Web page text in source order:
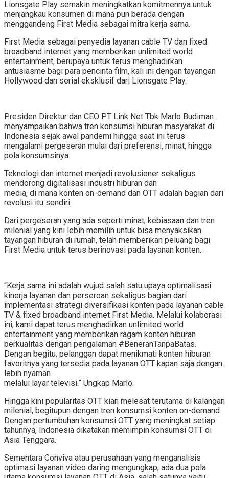
Lionsgate Play semakin meningkatkan komitmennya untuk
menjangkau konsumen di mana pun berada dengan
menggandeng First Media sebagai mitra kerja sama.
First Media sebagai penyedia layanan cable TV dan fixed
broadband internet yang memberikan unlimited world
entertainment, berupaya untuk terus menghadirkan
antusiasme bagi para pencinta film, kali ini dengan tayangan
Hollywood dan serial eksklusif dari Lionsgate Play.
Presiden Direktur dan CEO PT Link Net Tbk Marlo Budiman
menyampaikan bahwa tren konsumsi hiburan masyarakat di
Indonesia sejak awal pandemi hingga saat ini terus
mengalami pergeseran mulai dari preferensi, minat, hingga
pola konsumsinya.
Teknologi dan internet menjadi revolusioner sekaligus
mendorong digitalisasi industri hiburan dan
media, di mana konten on-demand dan OTT adalah bagian dari
revolusi itu sendiri.
Dari pergeseran yang ada seperti minat, kebiasaan dan tren
milenial yang kini lebih memilih untuk bisa menyaksikan
tayangan hiburan di rumah, telah memberikan peluang bagi
First Media untuk terus berinovasi pada layanan konten.
“Kerja sama ini adalah wujud salah satu upaya optimalisasi
kinerja layanan dan perseroan sekaligus bagian dari
implementasi strategi diversifikasi konten pada layanan cable
TV & fixed broadband internet First Media. Melalui kolaborasi
ini, kami dapat terus menghadirkan unlimited world
entertainment yang memberikan ragam konten hiburan
berkualitas dengan pengalaman #BeneranTanpaBatas.
Dengan begitu, pelanggan dapat menikmati konten hiburan
favoritnya yang tersedia pada layanan OTT kapan saja dengan
lebih nyaman
melalui layar televisi.” Ungkap Marlo.
Hingga kini popularitas OTT kian melesat terutama di kalangan
milenial, begitupun dengan tren konsumsi konten on-demand.
Dengan pertumbuhan konsumsi OTT yang meningkat setiap
tahunnya, Indonesia dikatakan memimpin konsumsi OTT di
Asia Tenggara.
Sementara Conviva atau perusahaan yang menganalisis
optimasi layanan video daring mengungkap, ada dua pola